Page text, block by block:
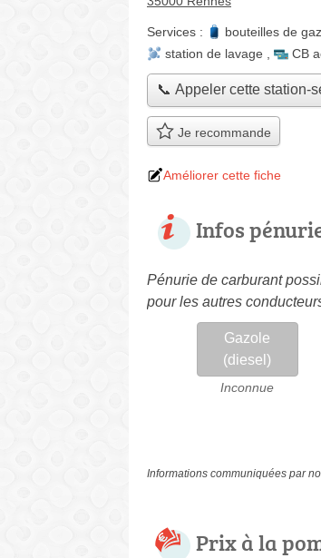
Services : bouteilles de gaz
station de lavage
CB
📞 Appeler cette station-
Je recommande
Améliorer cette fiche
Infos
Pénurie de carburant
pour les autres
Gazole
(diesel)
Inconnue
Informations communiquées par
Prix à la